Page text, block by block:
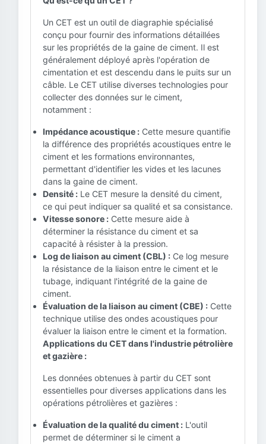
Un CET est un outil de diagraphie spécialisé
conçu pour fournir des informations détaillées
sur les propriétés de la gaine de ciment. Il est
généralement déployé après l'opération de
cimentation et est descendu dans le puits sur un
câble. Le CET utilise diverses technologies pour
collecter des données sur le ciment,
notamment :
Impédance acoustique : Cette mesure quantifie
la différence des propriétés acoustiques entre le
ciment et les formations environnantes,
permettant d'identifier les vides et les lacunes
dans la gaine de ciment.
Densité : Le CET mesure la densité du ciment,
ce qui peut indiquer sa qualité et sa consistance.
Vitesse sonore : Cette mesure aide à
déterminer la résistance du ciment et sa
capacité à résister à la pression.
Log de liaison au ciment (CBL) : Ce log mesure
la résistance de la liaison entre le ciment et le
tubage, indiquant l'intégrité de la gaine de
ciment.
Évaluation de la liaison au ciment (CBE) : Cette
technique utilise des ondes acoustiques pour
évaluer la liaison entre le ciment et la formation.
Applications du CET dans l'industrie pétrolière
et gazière :
Les données obtenues à partir du CET sont
essentielles pour diverses applications dans les
opérations pétrolières et gazières :
Évaluation de la qualité du ciment : L'outil
permet de déterminer si le ciment a